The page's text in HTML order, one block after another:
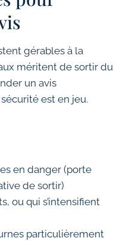
gérables à la
méritent de sortir du
un avis
est en jeu.
en danger (porte
de sortir)
ou qui s’intensifient
particulièrement